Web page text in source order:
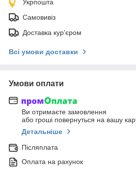
Укрпошта
Самовивіз
Доставка кур'єром
Всі умови доставки
Умови оплати
Ви отримаєте замовлення
або гроші повернуться на вашу
Детальніше
Післяплата
Оплата на рахунок